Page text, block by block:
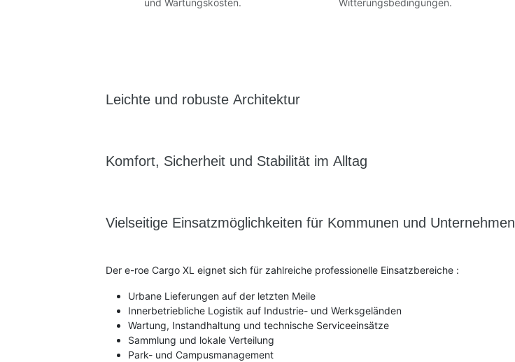
Leichte und robuste Architektur
Komfort, Sicherheit und Stabilität im Alltag
Vielseitige Einsatzmöglichkeiten für Kommunen und Unternehmen
Der e-roe Cargo XL eignet sich für zahlreiche professionelle Einsatzbereiche :
Urbane Lieferungen auf der letzten Meile
Innerbetriebliche Logistik auf Industrie- und Werksgeländen
Wartung, Instandhaltung und technische Serviceeinsätze
Sammlung und lokale Verteilung
Park- und Campusmanagement